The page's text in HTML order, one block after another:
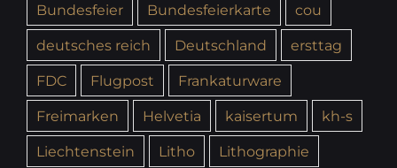
Bundesfeier
Bundesfeierkarte
cou
deutsches reich
Deutschland
ersttag
FDC
Flugpost
Frankaturware
Freimarken
Helvetia kaisertum
kh-s
Liechtenstein
Litho
Lithographie